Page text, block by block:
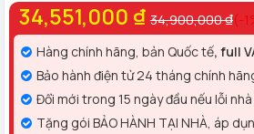
34,551,000 ₫ 34,900,000 ₫(-
Hàng chính hãng, bản Quốc tế, full
Bảo hành điện tử 24 tháng chính
Đổi mới trong 15 ngày đầu nếu lỗi
Tặng gói BẢO HÀNH TẠI NHÀ, áp